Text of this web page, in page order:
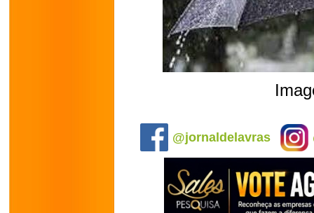
@jornaldelavras